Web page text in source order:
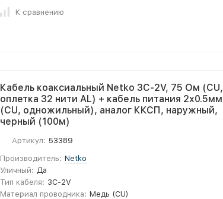
К сравнению
Кабель коаксиальный Netko 3C-2V, 75 Ом (CU,
оплетка 32 нити AL) + кабель питания 2x0.5мм
(CU, одножильный), аналог ККСП, наружный,
черный (100м)
Артикул: 53389
Производитель: Netko
Уличный: Да
Тип кабеля: 3C-2V
Материал проводника: Медь (CU)